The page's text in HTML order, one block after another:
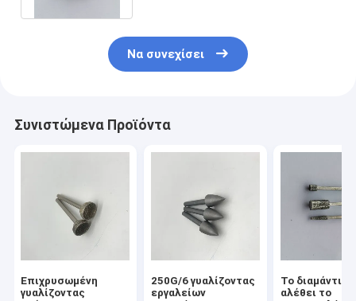
Να συνεχίσει
Συνιστώμενα Προϊόντα
Επιχρυσωμένη
γυαλίζοντας
250G/6 γυαλίζοντας
εργαλείων
Το διαμάντι
αλέθει το